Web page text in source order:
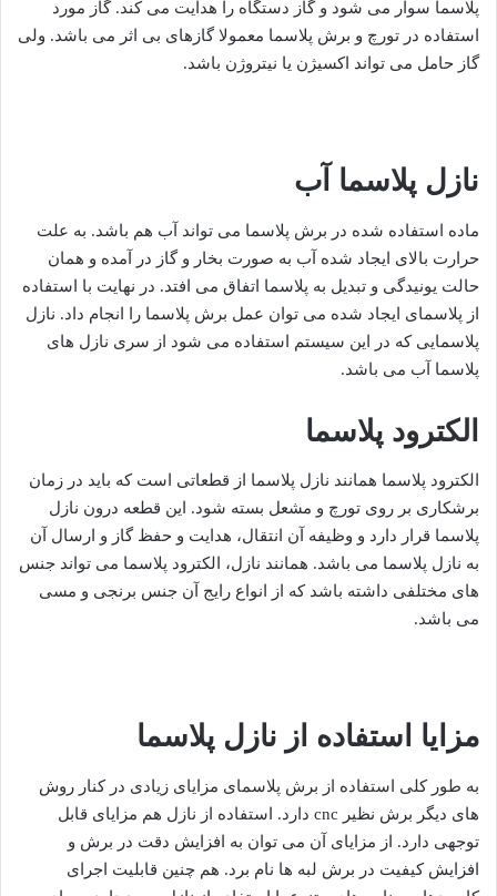
پلاسما سوار می شود و گاز دستگاه را هدایت می کند. گاز مورد
استفاده در تورچ و برش پلاسما معمولا گازهای بی اثر می باشد. ولی
گاز حامل می تواند اکسیژن یا نیتروژن باشد.
نازل پلاسما آب
ماده استفاده شده در برش پلاسما می تواند آب هم باشد. به علت
حرارت بالای ایجاد شده آب به صورت بخار و گاز در آمده و همان
حالت یونیدگی و تبدیل به پلاسما اتفاق می افتد. در نهایت با استفاده
از پلاسمای ایجاد شده می توان عمل برش پلاسما را انجام داد. نازل
پلاسمایی که در این سیستم استفاده می شود از سری نازل های
پلاسما آب می باشد.
الکترود پلاسما
الکترود پلاسما همانند نازل پلاسما از قطعاتی است که باید در زمان
برشکاری بر روی تورچ و مشعل بسته شود. این قطعه درون نازل
پلاسما قرار دارد و وظیفه آن انتقال، هدایت و حفظ گاز و ارسال آن
به نازل پلاسما می باشد. همانند نازل، الکترود پلاسما می تواند جنس
های مختلفی داشته باشد که از انواع رایج آن جنس برنجی و مسی
می باشد.
مزایا استفاده از نازل پلاسما
به طور کلی استفاده از برش پلاسمای مزایای زیادی در کنار روش
های دیگر برش نظیر cnc دارد. استفاده از نازل هم مزایای قابل
توجهی دارد. از مزایای آن می توان به افزایش دقت در برش و
افزایش کیفیت در برش لبه ها نام برد. هم چنین قابلیت اجرای